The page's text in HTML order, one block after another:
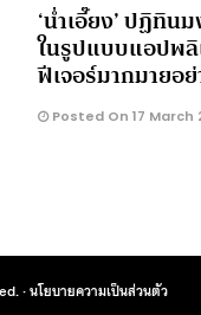
‘น่ำเอี๊ยง’ ปฏิทิน
ในรูปแบบแอปพ
ฟีเจอร์มากมายอ
Posted On 17 March
·นโยบายความเป็นส่วนตัว